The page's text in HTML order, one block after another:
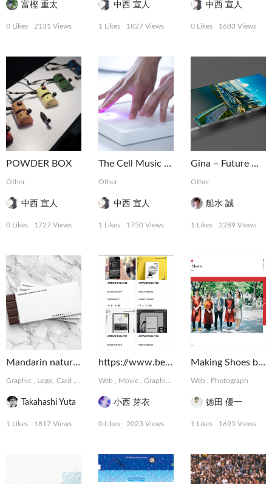
富樫 重太
0 Likes 2131 Views
中西 宣人
1 Likes 1827 Views
中西 宣人
0 Likes 1683 Views
POWDER BOX
Other
中西 宣人
0 Likes 1727 Views
The Cell Music Gear
Other
中西 宣人
1 Likes 1750 Views
Gina – Future Glass Smartphone Concept
Other
船水 誠
1 Likes 2289 Views
Mandarin natural Chocolate
Graphic Logo, Card Package, Book
Takahashi Yuta
1 Likes 1817 Views
https://www.behance.net/meikonishi
Web Movie ,Graphic MotionGraphics,
小西 芽衣
0 Likes 2023 Views
Making Shoes by tartaruga
Web Photograph
徳田 優一
1 Likes 1695 Views